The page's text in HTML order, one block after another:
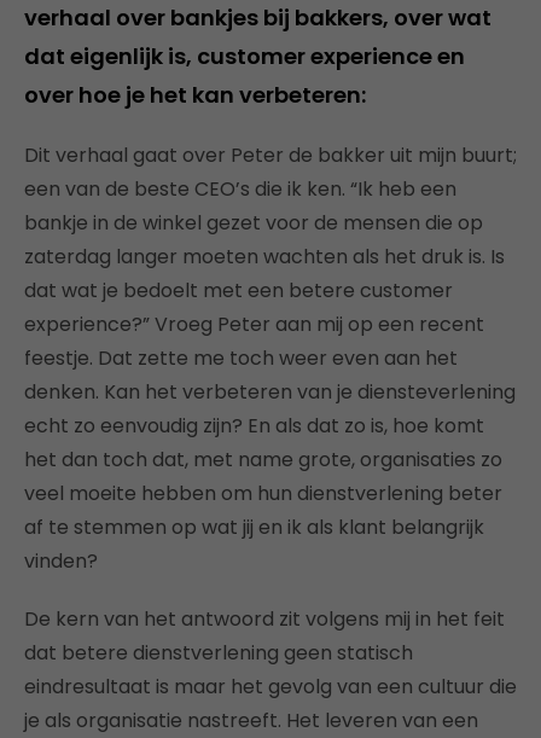
verhaal over bankjes bij bakkers, over wat
dat eigenlijk is, customer experience en
over hoe je het kan verbeteren:
Dit verhaal gaat over Peter de bakker uit mijn buurt;
een van de beste CEO’s die ik ken. “Ik heb een
bankje in de winkel gezet voor de mensen die op
zaterdag langer moeten wachten als het druk is. Is
dat wat je bedoelt met een betere customer
experience?” Vroeg Peter aan mij op een recent
feestje. Dat zette me toch weer even aan het
denken. Kan het verbeteren van je diensteverlening
echt zo eenvoudig zijn? En als dat zo is, hoe komt
het dan toch dat, met name grote, organisaties zo
veel moeite hebben om hun dienstverlening beter
af te stemmen op wat jij en ik als klant belangrijk
vinden?
De kern van het antwoord zit volgens mij in het feit
dat betere dienstverlening geen statisch
eindresultaat is maar het gevolg van een cultuur die
je als organisatie nastreeft. Het leveren van een